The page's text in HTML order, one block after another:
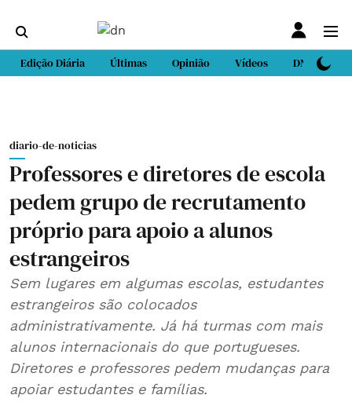
Edição Diária Últimas Opinião Vídeos DN Sport
diario-de-noticias
Professores e diretores de escola
pedem grupo de recrutamento
próprio para apoio a alunos
estrangeiros
Sem lugares em algumas escolas, estudantes
estrangeiros são colocados
administrativamente. Já há turmas com mais
alunos internacionais do que portugueses.
Diretores e professores pedem mudanças para
apoiar estudantes e famílias.